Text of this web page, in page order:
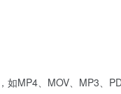
MP4、MOV、MP3、